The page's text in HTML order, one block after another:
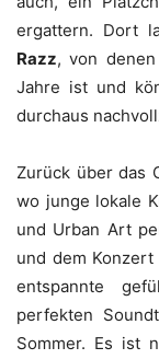
ergattern. Dort
Razz, von
Jahre ist und
durchaus
Zurück über das
wo junge lokale
und Urban Art
und dem Konzert
entspannte
perfekten
Sommer. Es ist